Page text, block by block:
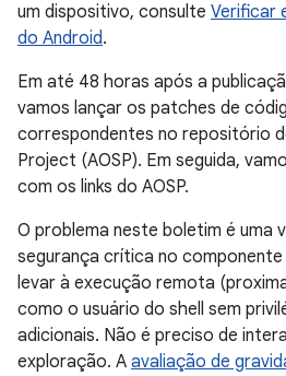
um dispositivo, consulte Verificar
do Android.
Em até 48 horas após a
vamos lançar os patches de
correspondentes no repositório
Project (AOSP). Em seguida,
com os links do AOSP.
O problema neste boletim é uma
segurança crítica no
levar à execução remota
como o usuário do shell sem
adicionais. Não é preciso de
exploração. A avaliação de